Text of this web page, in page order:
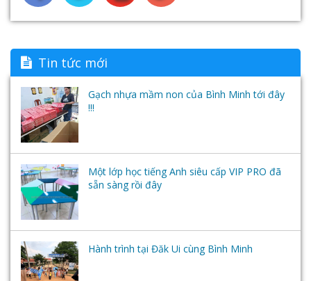
Tin tức mới
Gạch nhựa mầm non của Bình Minh tới đây
!!!
Một lớp học tiếng Anh siêu cấp VIP PRO đã
sẵn sàng rồi đây
Hành trình tại Đăk Ui cùng Bình Minh